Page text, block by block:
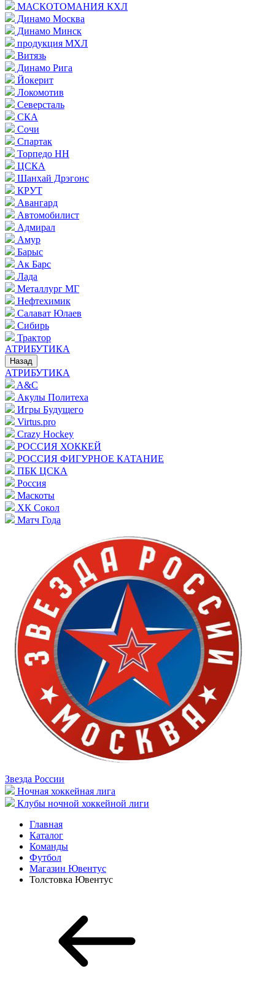
МАСКОТОМАНИЯ КХЛ
Динамо Москва
Динамо Минск
продукция МХЛ
Витязь
Динамо Рига
Йокерит
Локомотив
Северсталь
СКА
Сочи
Спартак
Торпедо НН
ЦСКА
Шанхай Дрэгонс
КРУТ
Авангард
Автомобилист
Адмирал
Амур
Барыс
Ак Барс
Лада
Металлург МГ
Нефтехимик
Салават Юлаев
Сибирь
Трактор
АТРИБУТИКА
Назад
АТРИБУТИКА
A&C
Акулы Политеха
Игры Будущего
Virtus.pro
Crazy Hockey
РОССИЯ ХОККЕЙ
РОССИЯ ФИГУРНОЕ КАТАНИЕ
ПБК ЦСКА
Россия
Маскоты
ХК Сокол
Матч Года
Звезда России
Ночная хоккейная лига
Клубы ночной хоккейной лиги
Главная
Каталог
Команды
Футбол
Магазин Ювентус
Толстовка Ювентус